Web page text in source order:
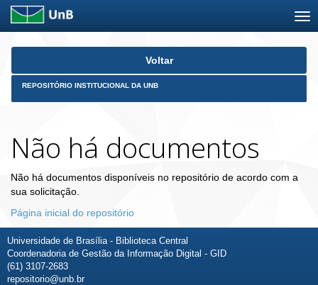
Skip
Voltar
REPOSITÓRIO INSTITUCIONAL DA UNB
Não há documentos
Não há documentos disponíveis no repositório de acordo com a
sua solicitação.
Página inicial do repositório
Universidade de Brasília - Biblioteca Central
Coordenadoria de Gestão da Informação Digital - GID
(61) 3107-2683
repositorio@unb.br